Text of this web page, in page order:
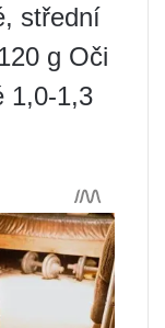
střední
g Oči
1,0-1,3